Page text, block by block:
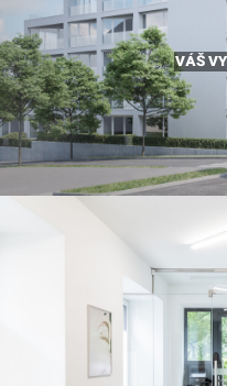
VÁŠ